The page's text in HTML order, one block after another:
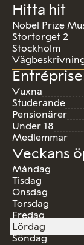
Hitta hit
Nobel Prize
Stortorget 2
Stockholm
Vuxna
Studerande
Pensionärer
Under 18
Medlemmar
Veckans
Måndag
Tisdag
Onsdag
Torsdag
Fredag
Lördag
Söndag